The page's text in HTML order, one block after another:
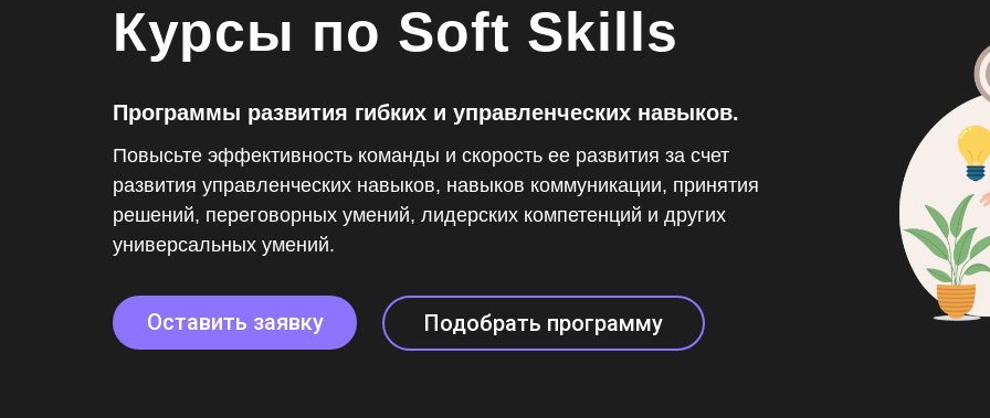
Повысьте эффективность команды и скорость ее развития за счет
развития управленческих навыков, навыков коммуникации, принятия
решений, переговорных умений, лидерских компетенций и других
универсальных умений.
Подобрать программу
Курсы по Soft Skills
Программы развития гибких и управленческих навыков.
Оставить заявку